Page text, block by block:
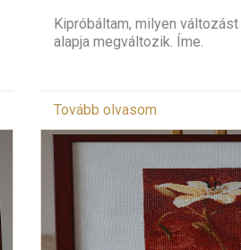
Kipróbáltam, milyen
alapja megváltozik. Íme.
Tovább olvasom